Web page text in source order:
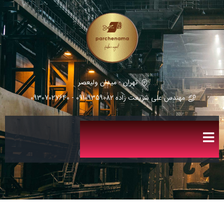
تهران - میدان ولیعصر
مهندس علی شریعت زاده 09109359082 - 09307027640
پارچه مطهری